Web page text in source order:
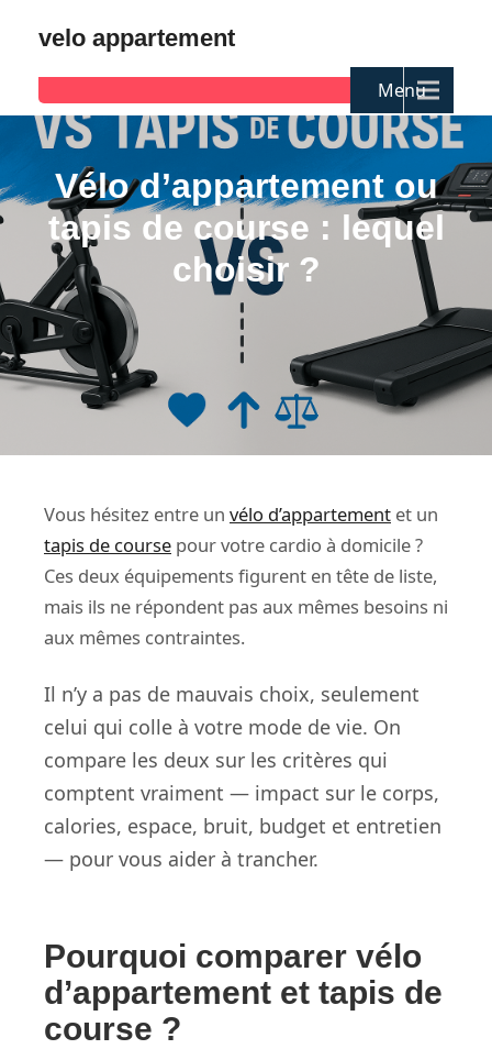
velo appartement
Menu
Vélo d’appartement ou
tapis de course : lequel
choisir ?
Vous hésitez entre un vélo d’appartement et un
tapis de course pour votre cardio à domicile ?
Ces deux équipements figurent en tête de liste,
mais ils ne répondent pas aux mêmes besoins ni
aux mêmes contraintes.
Il n’y a pas de mauvais choix, seulement
celui qui colle à votre mode de vie. On
compare les deux sur les critères qui
comptent vraiment — impact sur le corps,
calories, espace, bruit, budget et entretien
— pour vous aider à trancher.
Pourquoi comparer vélo
d’appartement et tapis de
course ?